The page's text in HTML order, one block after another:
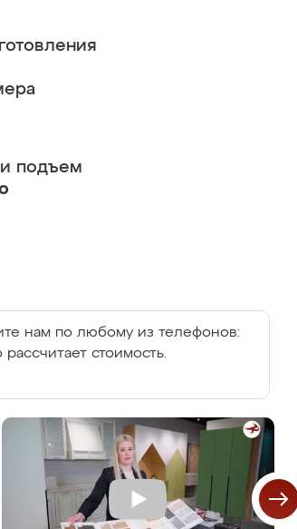
подъем
нам по любому из телефонов:
стоимость.